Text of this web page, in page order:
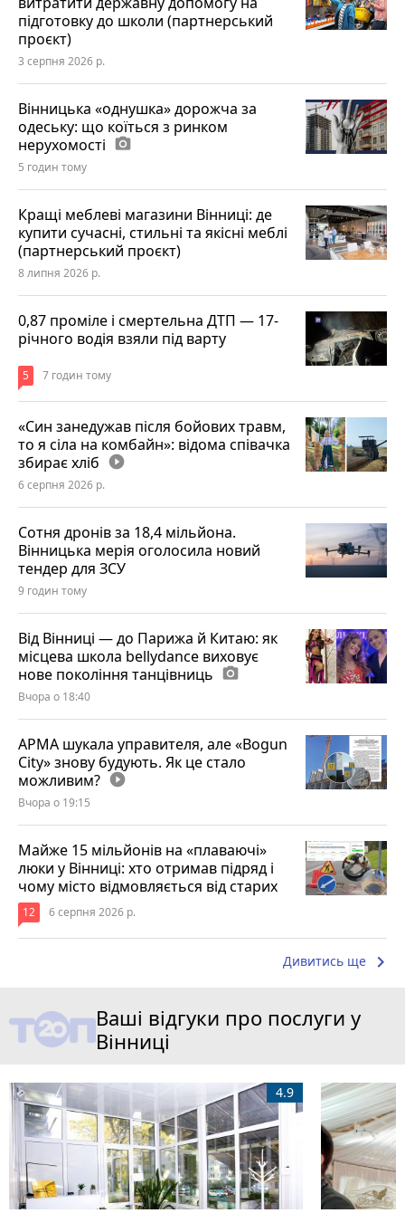
підготовку до школи (партнерський
проєкт)
3 серпня 2026 р.
Вінницька «однушка» дорожча за
одеську: що коїться з ринком
нерухомості photo_camera
5 годин тому
Кращі меблеві магазини Вінниці: де
купити сучасні, стильні та якісні меблі
(партнерський проєкт)
8 липня 2026 р.
0,87 проміле і смертельна ДТП — 17-
річного водія взяли під варту
5 7 годин тому
«Син занедужав після бойових травм,
то я сіла на комбайн»: відома співачка
збирає хліб play_circle_filled
6 серпня 2026 р.
Сотня дронів за 18,4 мільйона.
Вінницька мерія оголосила новий
тендер для ЗСУ
9 годин тому
Від Вінниці — до Парижа й Китаю: як
місцева школа bellydance виховує
нове покоління танцівниць photo_camera
Вчора о 18:40
АРМА шукала управителя, але «Bogun
City» знову будують. Як це стало
можливим? play_circle_filled
Вчора о 19:15
Майже 15 мільйонів на «плаваючі»
люки у Вінниці: хто отримав підряд і
чому місто відмовляється від старих
12 6 серпня 2026 р.
Дивитись ще keyboard_arrow_right
Ваші відгуки про послуги у
Вінниці
4.9